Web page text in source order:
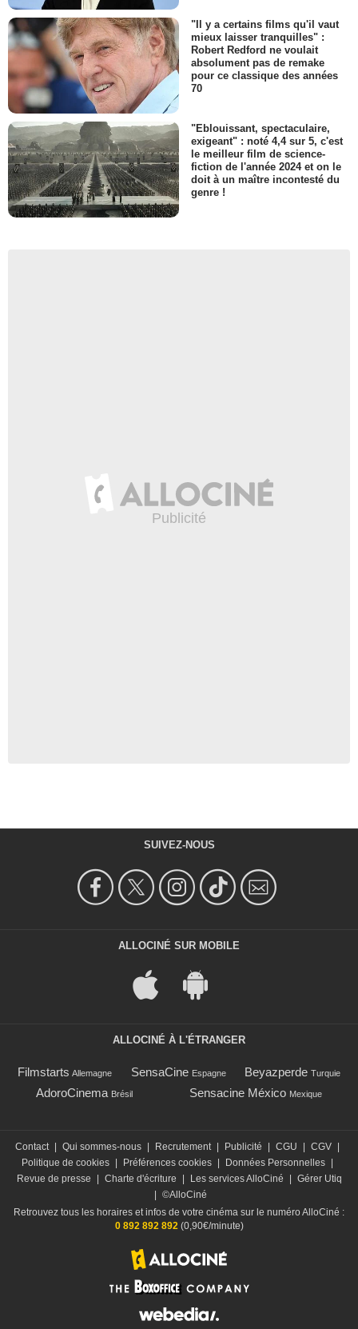
"Il y a certains films qu'il vaut
mieux laisser tranquilles" :
Robert Redford ne voulait
absolument pas de remake
pour ce classique des années
70
"Eblouissant, spectaculaire,
exigeant" : noté 4,4 sur 5, c'est
le meilleur film de science-
fiction de l'année 2024 et on le
doit à un maître incontesté du
genre !
SUIVEZ-NOUS
ALLOCINÉ SUR MOBILE
ALLOCINÉ À L'ÉTRANGER
Filmstarts Allemagne SensaCine Espagne Beyazperde Turquie
AdoroCinema Brésil Sensacine México Mexique
Contact Qui sommes-nous Recrutement Publicité CGU CGV
Politique de cookies
Préférences cookies Données Personnelles
Revue de presse
Charte d'écriture Les services AlloCiné
Gérer Utiq
©AlloCiné
Retrouvez tous les horaires et infos de votre cinéma sur le numéro AlloCiné :
0 892 892 892(0,90€/minute)